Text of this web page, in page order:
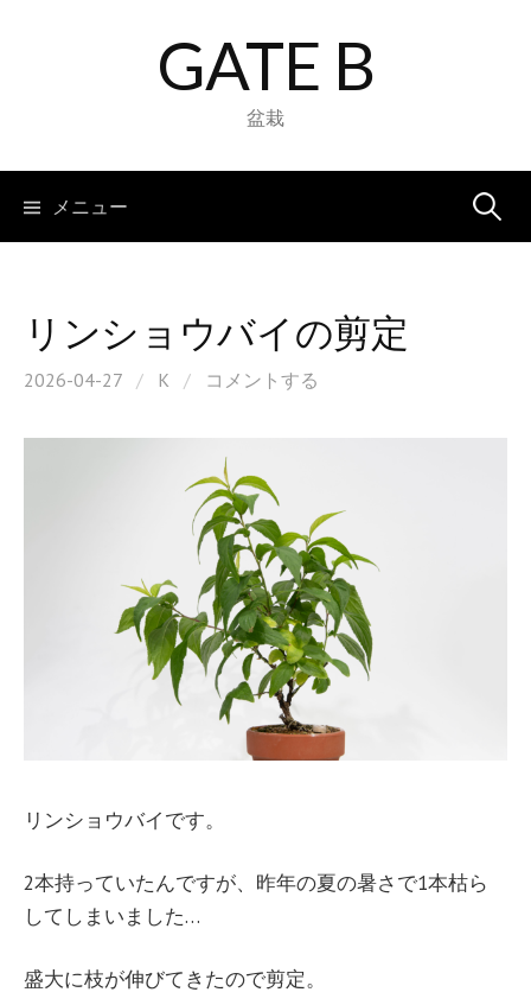
キ
GATE B
盆栽
メニュー 検
リンショウバイの剪定
2026-04-27 / K / コメントする
リンショウバイです。
2本持っていたんですが、昨年の夏の暑さで1本枯ら
してしまいました…
盛大に枝が伸びてきたので剪定。